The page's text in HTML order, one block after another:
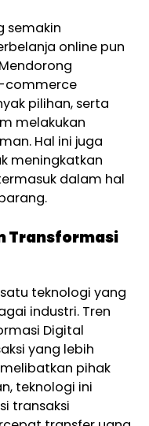
semakin
online pun
commerce
pilihan, serta
melakukan
Hal ini juga
meningkatkan
dalam hal
Transformasi
teknologi yang
industri. Tren
Digital
yang lebih
pihak
teknologi ini
transaksi